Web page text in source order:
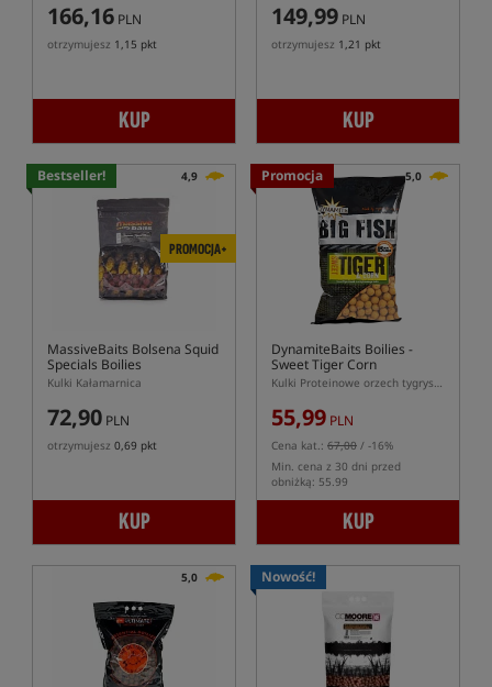
166,16 PLN
otrzymujesz 1,15 pkt
KUP
149,99 PLN
otrzymujesz 1,21 pkt
KUP
Bestseller! 4,9
PROMOCJA+
MassiveBaits Bolsena Squid
Specials Boilies
Kulki Kałamarnica
72,90 PLN
otrzymujesz 0,69 pkt
KUP
Promocja 5,0
DynamiteBaits Boilies -
Sweet Tiger Corn
Kulki Proteinowe orzech tygrysi z kukurydzą
55,99 PLN
Cena kat.: 67,00 / -16%
Min. cena z 30 dni przed
obniżką: 55.99
KUP
5,0 Nowość!